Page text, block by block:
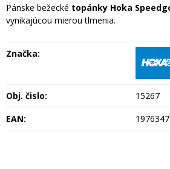
Pánske bežecké topánky Hoka
vynikajúcou mierou tlmenia.
Značka:
Obj. čislo:
15267
EAN: